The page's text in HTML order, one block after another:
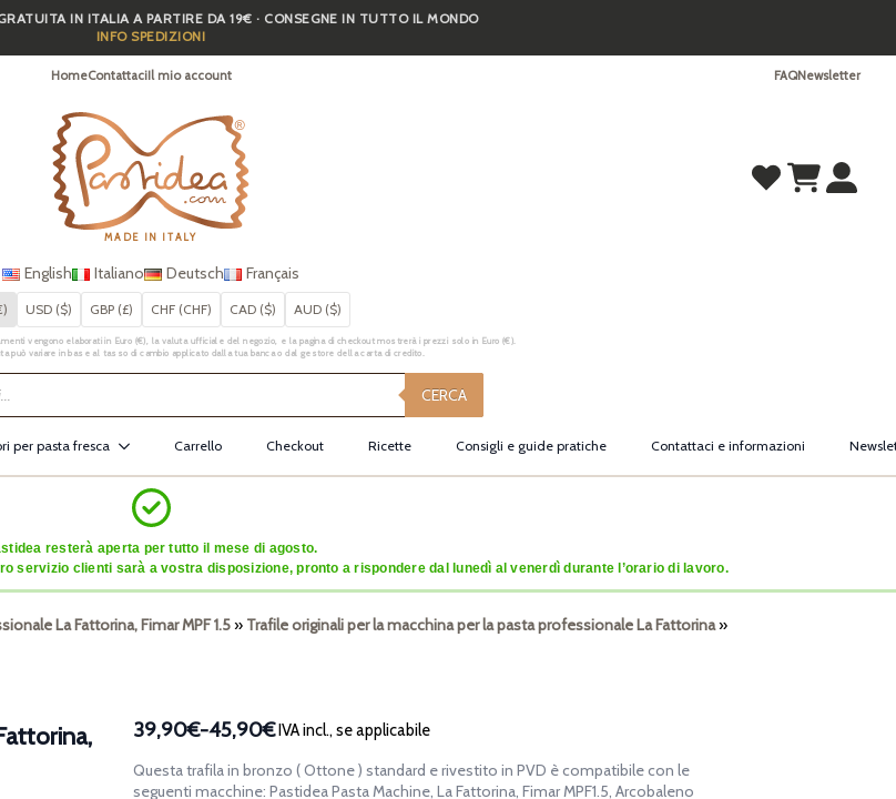
IN ITALIA A PARTIRE DA 19€ · CONSEGNE IN TUTTO IL MONDO
INFO SPEDIZIONI
HomeContattaciIl mio account FAQNewsletter
MADE IN ITALY
English Italiano Deutsch Français
USD ($) GBP (£) CHF (CHF) CAD ($) AUD ($)
vengono elaborati in Euro (€), la valuta ufficiale del negozio, e la pagina di checkout mostrerà i prezzi solo in Euro (€).
può variare in base al tasso di cambio applicato dalla tua banca o dal gestore della carta di credito.
CERCA
per pasta fresca Carrello Checkout Ricette Consigli e guide pratiche Contattaci e informazioni
resterà aperta per tutto il mese di agosto.
servizio clienti sarà a vostra disposizione, pronto a rispondere dal lunedì al venerdì durante l’orario di lavoro.
La Fattorina, Fimar MPF 1.5» Trafile originali per la macchina per la pasta professionale La Fattorina»
39,90€-45,90€
Fascia
di
prezzo:
IVA incl., se applicabile
Questa trafila in bronzo ( Ottone ) standard e rivestito in PVD è compatibile con le
seguenti macchine: Pastidea Pasta Machine, La Fattorina, Fimar MPF1.5, Arcobaleno